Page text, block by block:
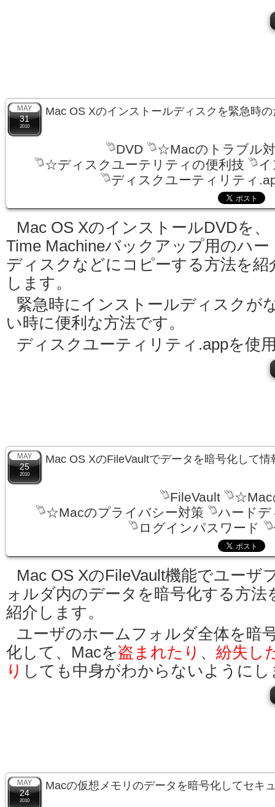
31
2010
Mac OS Xのインストールディスクを緊急時
DVD
☆Macのトラブル
☆ディスクユーテリティの便利技
ディスクユーティリティ
Mac OS XのインストールDVDを、
Time Machineバックアップ用のハー
ディスクなどにコピーする方法を紹
します。
緊急時にインストールディスクが
い時に便利な方法です。
ディスクユーティリティ.appを使
25
2010
Mac OS XのFileVaultでデータを暗号化して
FileVault
☆Mac
☆Macのプライバシー対策
ハードデ
ログインパスワード
Mac OS XのFileVault機能でユーザ
ォルダ内のデータを暗号化する方法
紹介します。
ユーザのホームフォルダ全体を暗
化して、Macを盗まれたり 、 紛失し
り しても中身がわからないようにし
24
2010
Macの仮想メモリのデータを暗号化してセキ